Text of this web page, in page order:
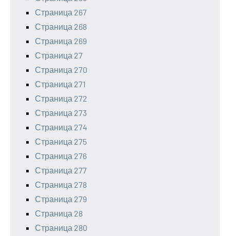
Страница 267
Страница 268
Страница 269
Страница 27
Страница 270
Страница 271
Страница 272
Страница 273
Страница 274
Страница 275
Страница 276
Страница 277
Страница 278
Страница 279
Страница 28
Страница 280